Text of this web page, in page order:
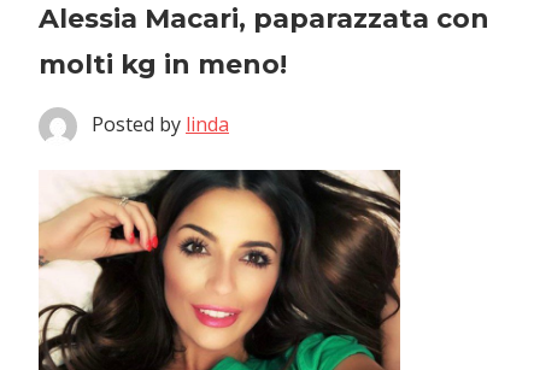
Alessia Macari, paparazzata con
molti kg in meno!
Posted by linda